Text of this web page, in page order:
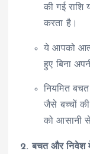
की गई राशि
करता है।
ये आपको
हुए बिना
नियमित
जैसे बच्चों की
को आसानी
2. बचत और निवेश